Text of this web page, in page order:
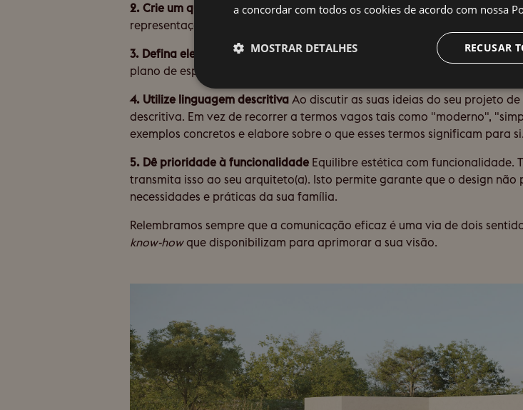
2. Crie um quadro de inspiraçãoOrganize os materiais num quadro ou
representação visual dos esquemas de cores preferidos, texturas e
3. Defina elementos chaveDestaque elementos específicos que são não-
plano de espaço aberto, luz natural abundante ou um estilo
4. Utilize linguagem descritiva Ao discutir as suas ideias do seu projeto
descritiva. Em vez de recorrer a termos vagos tais como "moderno",
exemplos concretos e elabore sobre o que esses termos significam para si.
5. Dê prioridade à funcionalidadeEquilibre estética com funcionalidade.
transmita isso ao seu arquiteto(a). Isto permite garante que o design
necessidades e práticas da sua família.
Relembramos sempre que a comunicação eficaz é uma via de dois
know-howque disponibilizam para aprimorar a sua visão.
a concordar com todos os cookies de acordo com nossa
RECUSAR
MOSTRAR DETALHES